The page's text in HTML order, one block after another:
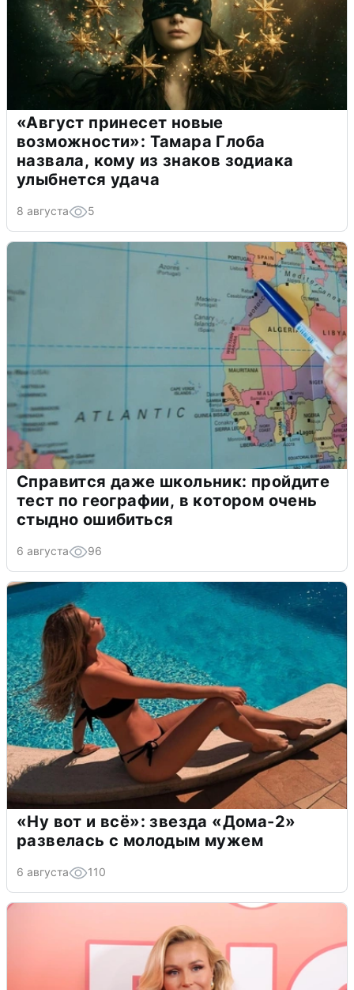
«Август принесет новые
возможности»: Тамара Глоба
назвала, кому из знаков зодиака
улыбнется удача
8 августа 5
Справится даже школьник: пройдите
тест по географии, в котором очень
стыдно ошибиться
6 августа 96
«Ну вот и всё»: звезда «Дома-2»
развелась с молодым мужем
6 августа 110